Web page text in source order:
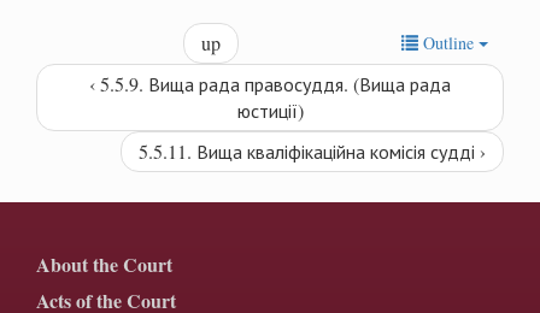
Outline
‹ 5.5.9. Вища рада правосуддя. (Вища рада
юстиції)
up
5.5.11. Вища кваліфікаційна комісія судді ›
About the Court
Acts of the Court